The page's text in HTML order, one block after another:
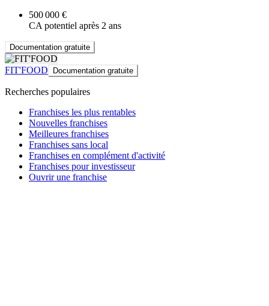
500 000 €
CA potentiel après 2 ans
Documentation gratuite
FIT'FOOD Documentation gratuite
Recherches populaires
Franchises les plus rentables
Nouvelles franchises
Meilleures franchises
Franchises sans local
Franchises en complément d'activité
Franchises pour investisseur
Ouvrir une franchise